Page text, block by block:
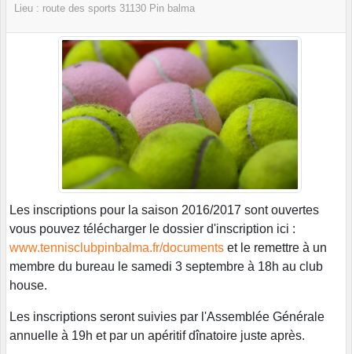
Lieu : route des sports 31130 Pin balma
Les inscriptions pour la saison 2016/2017 sont ouvertes
vous pouvez télécharger le dossier d'inscription ici :
www.tennisclubpinbalma.fr/documents et le remettre à un
membre du bureau le samedi 3 septembre à 18h au club
house.
Les inscriptions seront suivies par l'Assemblée Générale
annuelle à 19h et par un apéritif dînatoire juste après.